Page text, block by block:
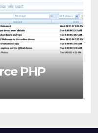
PHP